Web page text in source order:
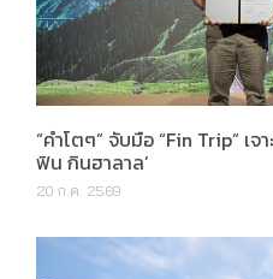
“คำโตๆ” จับมือ “Fin Trip” เจ
ฟิน กินฮาลาล’
20 ก.ค. 2569